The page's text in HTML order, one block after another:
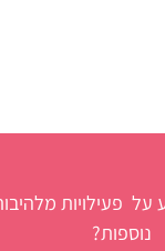
על פעילויות
נוספות?